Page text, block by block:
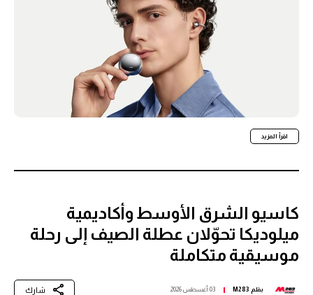
اقرأ المزيد
كاسيو الشرق الأوسط وأكاديمية
ميلوديكا تحوّلان عطلة الصيف إلى رحلة
موسيقية متكاملة
بقلم M283 03 أغسطس 2026 شارك